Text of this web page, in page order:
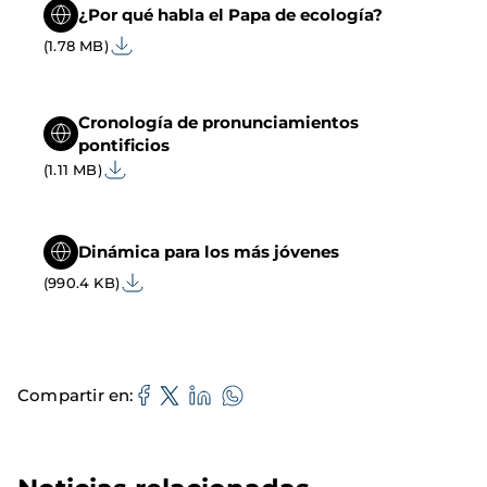
¿Por qué habla el Papa de ecología?
(1.78 MB)
Cronología de pronunciamientos
pontificios
(1.11 MB)
Dinámica para los más jóvenes
(990.4 KB)
Compartir en